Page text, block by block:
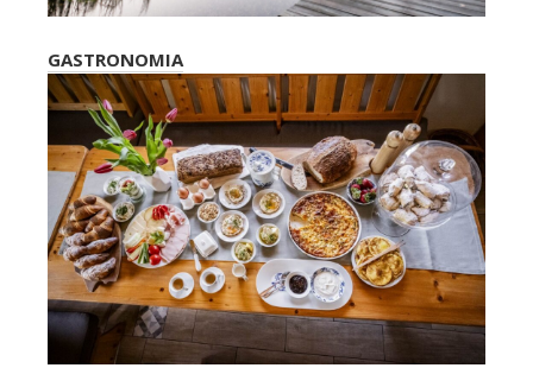
GASTRONOMIA